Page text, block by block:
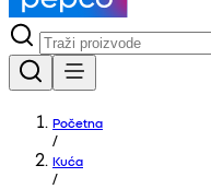
Početna
/
Kuća
/